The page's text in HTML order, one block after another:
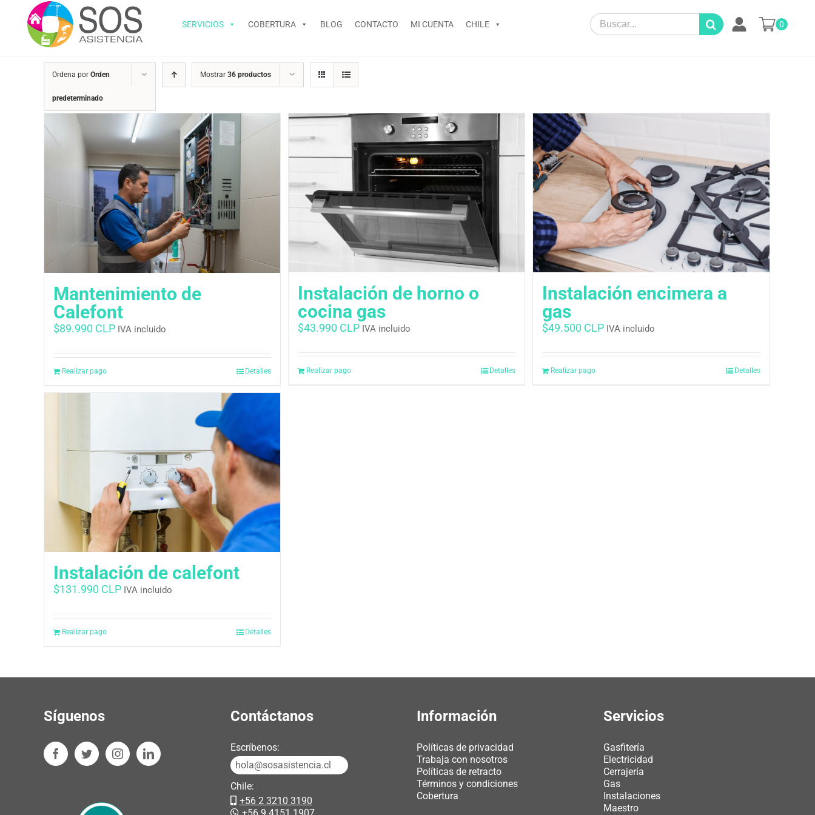
contenido
SERVICIOS COBERTURA BLOG CONTACTO MI CUENTA CHILE
Search
for:
0
Ordena por Orden
predeterminado
Mostrar 36 productos
Mantenimiento de
Calefont
$89.990 CLP IVA incluido
Realizar pago Detalles
Instalación de horno o
cocina gas
$43.990 CLP IVA incluido
Realizar pago Detalles
Instalación encimera a
gas
$49.500 CLP IVA incluido
Realizar pago Detalles
Instalación de calefont
$131.990 CLP IVA incluido
Realizar pago Detalles
Síguenos Contáctanos
Escríbenos:
hola@sosasistencia.cl
Chile:
+56 2 3210 3190
Información
Políticas de privacidad
Trabaja con nosotros
Políticas de retracto
Términos y condiciones
Cobertura
Servicios
Gasfitería
Electricidad
Cerrajería
Gas
Instalaciones
Maestro